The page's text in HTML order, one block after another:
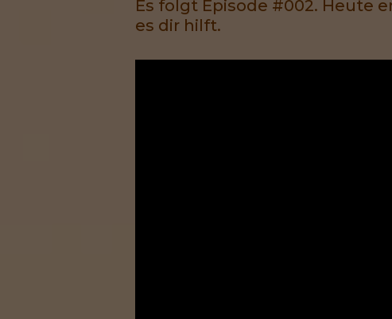
Es folgt Episode #002. Heute
es dir hilft.